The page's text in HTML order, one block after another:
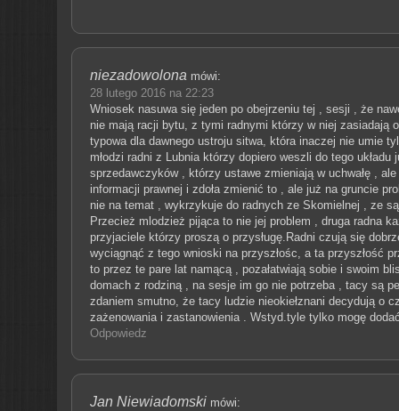
niezadowolona mówi:
28 lutego 2016 na 22:23
Wniosek nasuwa się jeden po obejrzeniu tej , sesji , że
nie mają racji bytu, z tymi radnymi którzy w niej zasiadają
typowa dla dawnego ustroju sitwa, która inaczej nie umie
młodzi radni z Lubnia którzy dopiero weszli do tego
sprzedawczyków , którzy ustawe zmieniają w uchwałę ,
informacji prawnej i zdoła zmienić to , ale już na gruncie
nie na temat , wykrzykuje do radnych ze Skomielnej , ze
Przecież mlodzież pijąca to nie jej problem , druga radna
przyjaciele którzy proszą o przysługę.Radni czują się
wyciągnąć z tego wnioski na przyszłośc, a ta przyszłość
to przez te pare lat namącą , pozałatwiają sobie i swoim
domach z rodziną , na sesje im go nie potrzeba , tacy są
zdaniem smutno, że tacy ludzie nieokiełznani decydują o
zażenowania i zastanowienia . Wstyd.tyle tylko mogę
Odpowiedz
Jan Niewiadomski mówi: